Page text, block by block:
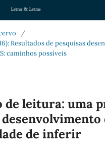
/
Resultados de pesquisas
caminhos possíveis
de leitura: uma
de inferir